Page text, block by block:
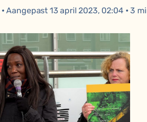
• Aangepast 13 april 2023, 02:04 • 3